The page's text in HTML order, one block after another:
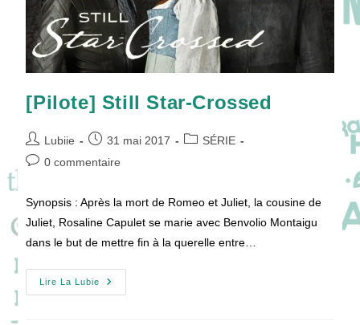
[Pilote] Still Star-Crossed
Auteur/autrice
de
Lubiie
Publication
publiée :
31 mai 2017
PostSÉRIE
Commentaires
publication :
0 commentaire
Synopsis : Après la mort de Romeo et Juliet, la cousine de
Juliet, Rosaline Capulet se marie avec Benvolio Montaigu
dans le but de mettre fin à la querelle entre…
Lire La Lubie
[Pilote]
Still